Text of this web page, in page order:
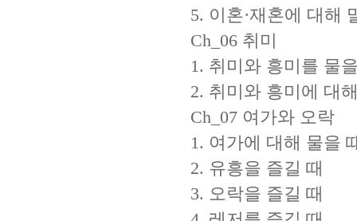
5. 이혼·재혼에 대해
Ch_06 취미
1. 취미와 흥미를 물
2. 취미와 흥미에 대
Ch_07 여가와 오락
1. 여가에 대해 물을
2. 유흥을 즐길 때
3. 오락을 즐길 때